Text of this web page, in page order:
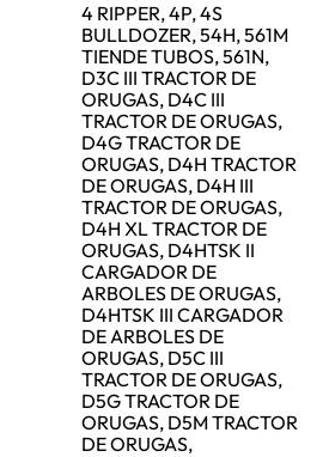
4 RIPPER, 4P, 4S
BULLDOZER, 54H, 561M
TIENDE TUBOS, 561N,
D3C III TRACTOR DE
ORUGAS, D4C III
TRACTOR DE ORUGAS,
D4G TRACTOR DE
ORUGAS, D4H TRACTOR
DE ORUGAS, D4H III
TRACTOR DE ORUGAS,
D4H XL TRACTOR DE
ORUGAS, D4HTSK II
CARGADOR DE
ARBOLES DE ORUGAS,
D4HTSK III CARGADOR
DE ARBOLES DE
ORUGAS, D5C III
TRACTOR DE ORUGAS,
D5G TRACTOR DE
ORUGAS, D5M TRACTOR
DE ORUGAS,